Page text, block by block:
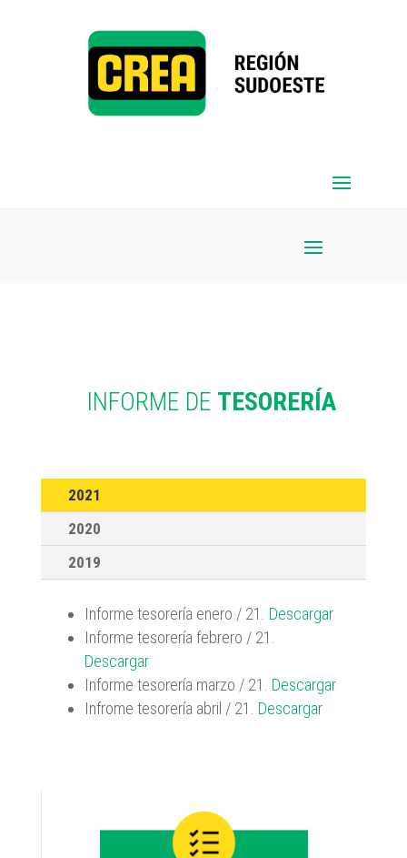
INFORME DE TESORERÍA
2021
2020
2019
Informe tesorería enero / 21. Descargar
Informe tesorería febrero / 21.
Descargar
Informe tesorería marzo / 21. Descargar
Infrome tesorería abril / 21. Descargar